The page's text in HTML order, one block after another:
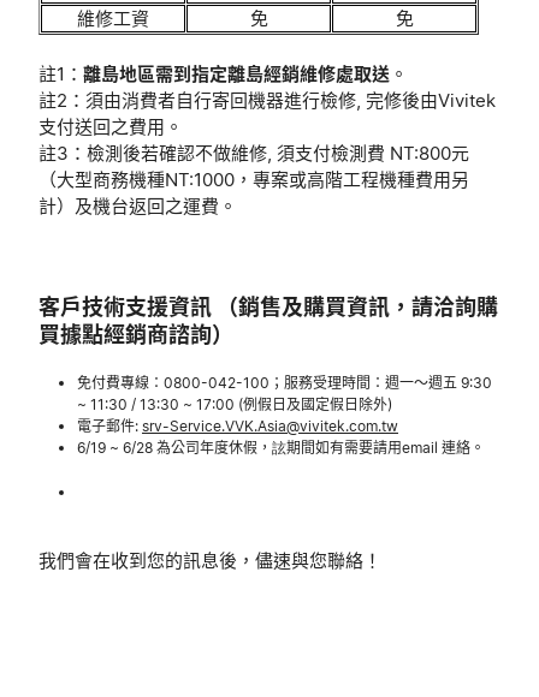
維修工資
免 免
註1： 離島地區需到指定離島經銷維修處取送 。
註2：須由消費者自行寄回機器進行檢修, 完修後由Vivitek
支付送回之費用。
註3：檢測後若確認不做維修, 須支付檢測費 NT:800元
（大型商務機種NT:1000，專案或高階工程機種費用另
計）及機台返回之運費。
客戶技術支援資訊 （銷售及購買資訊，請洽詢購
買據點經銷商諮詢）
免付費專線：0800-042-100；服務受理時間：週一～週五 9:30
~ 11:30 / 13:30 ~ 17:00 (例假日及國定假日除外)
電子郵件: srv-Service.VVK.Asia@vivitek.com.tw
6/19 ~ 6/28 為公司年度休假，詃期間如有需要請用email 連絡。
我們會在收到您的訊息後，儘速與您聯絡！